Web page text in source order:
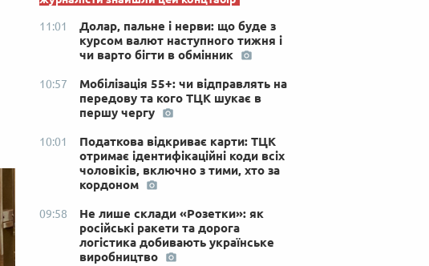
11:01
Долар, пальне і нерви: що буде з
курсом валют наступного тижня і
чи варто бігти в обмінник
10:57
Мобілізація 55+: чи відправлять на
передову та кого ТЦК шукає в
першу чергу
10:01
Податкова відкриває карти: ТЦК
отримає ідентифікаційні коди всіх
чоловіків, включно з тими, хто за
кордоном
09:58
Не лише склади «Розетки»: як
російські ракети та дорога
логістика добивають українське
виробництво